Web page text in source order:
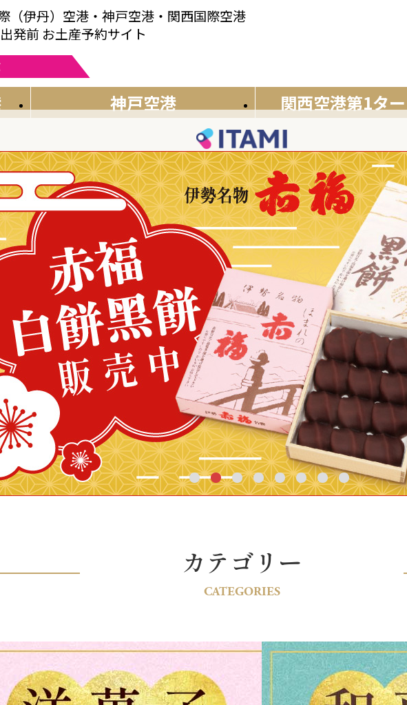
（伊丹）空港・神戸空港・関西国際空港
発前 お土産予約サイト
神戸空港 関西空港第1タ
カテゴリー
CATEGORIES